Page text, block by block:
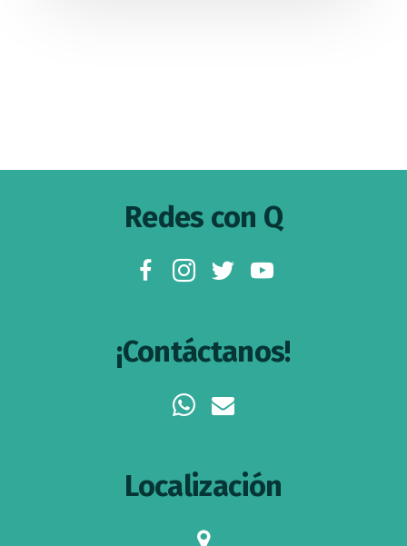
Redes con Q
facebookinstagramtwitteryoutube
¡Contáctanos!
whatsappenvelope
Localización
map-